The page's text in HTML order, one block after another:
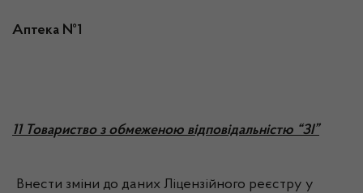
Аптека №1
11 Товариство з обмеженою відповідальністю “ЗІ”
Внести зміни до даних Ліцензійного реєстру у